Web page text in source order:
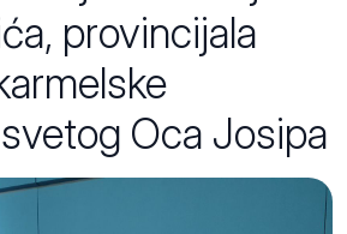
provincijala
Oca Josipa